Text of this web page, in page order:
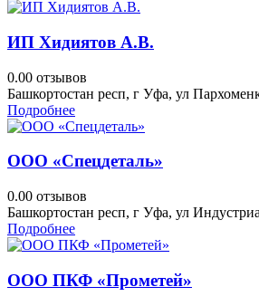
ИП Хидиятов А.В.
0.00 отзывов
Башкортостан респ, г Уфа, ул
Подробнее
ООО «Спецдеталь»
0.00 отзывов
Башкортостан респ, г Уфа, ул
Подробнее
ООО ПКФ «Прометей»